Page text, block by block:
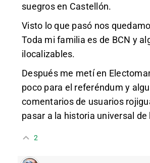
suegros en Castellón.
Visto lo que pasó nos
Toda mi familia es de BCN y
ilocalizables.
Después me metí en
poco para el referéndum y
comentarios de usuarios
pasar a la historia universal
2